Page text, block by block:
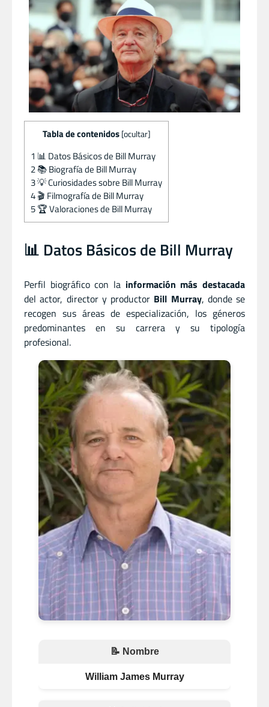
Tabla de contenidos [ocultar]
1 📊 Datos Básicos de Bill Murray
2📚 Biografía de Bill Murray
3💡 Curiosidades sobre Bill Murray
4🎬 Filmografía de Bill Murray
5🏆 Valoraciones de Bill Murray
📊 Datos Básicos de Bill Murray
Perfil biográfico con la información más destacada
del actor, directory productor Bill Murray, donde se
recogen sus áreas de especialización, los géneros
predominantes en su carrera y su tipología
profesional.
📝 Nombre
William James Murray